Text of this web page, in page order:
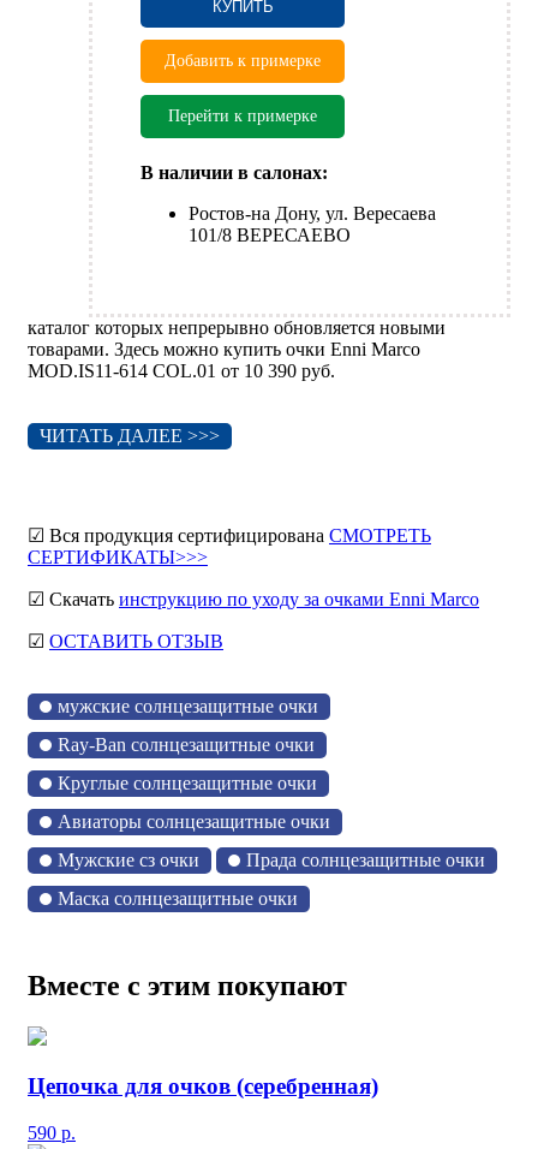
КУПИТЬ
Добавить к примерке
Перейти к примерке
В наличии в салонах:
Ростов-на Дону, ул. Вересаева
101/8 ВЕРЕСАЕВО
каталог которых непрерывно обновляется новыми
товарами. Здесь можно купить очки Enni Marco
MOD.IS11-614 COL.01 от 10 390 руб.
ЧИТАТЬ ДАЛЕЕ >>>
☑ Вся продукция сертифицирована СМОТРЕТЬ
СЕРТИФИКАТЫ>>>
☑ Скачать инструкцию по уходу за очками Enni Marco
☑ ОСТАВИТЬ ОТЗЫВ
мужские солнцезащитные очки
Ray-Ban солнцезащитные очки
Круглые солнцезащитные очки
Авиаторы солнцезащитные очки
Мужские сз очки
Прада солнцезащитные очки
Маска солнцезащитные очки
Вместе с этим покупают
Цепочка для очков (серебренная)
590 р.